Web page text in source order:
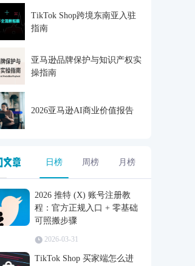
TikTok Shop跨境东南亚入驻
指南
亚马逊品牌保护与知识产权实
操指南
2026亚马逊AI商业价值报告
日榜 周榜 月榜
2026 推特 (X) 账号注册教
程：官方正规入口 + 零基础
可照搬步骤
2026-03-31
TikTok Shop 买家端怎么进